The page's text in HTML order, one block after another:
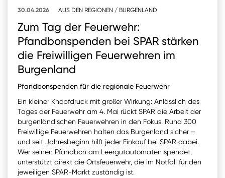
30.04.2026 AUS DEN REGIONEN / BURGENLAND
Zum Tag der Feuerwehr:
Pfandbonspenden bei SPAR stärken
die Freiwilligen Feuerwehren im
Burgenland
Pfandbonspenden für die regionale Feuerwehr
Ein kleiner Knopfdruck mit großer Wirkung: Anlässlich des
Tages der Feuerwehr am 4. Mai rückt SPAR die Arbeit der
burgenländischen Feuerwehren in den Fokus. Rund 300
Freiwillige Feuerwehren halten das Burgenland sicher –
und seit Jahresbeginn hilft jeder Einkauf bei SPAR dabei.
Wer seinen Pfandbon am Leergutautomaten spendet,
unterstützt direkt die Ortsfeuerwehr, die im Notfall für den
jeweiligen SPAR-Markt zuständig ist.